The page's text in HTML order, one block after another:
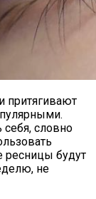
притягивают
словно
будут
не